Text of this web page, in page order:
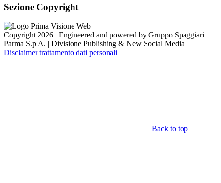
Sezione Copyright
Copyright 2026 | Engineered and powered by Gruppo Spaggiari
Parma S.p.A. | Divisione Publishing & New Social Media
Disclaimer trattamento dati personali
Back to top